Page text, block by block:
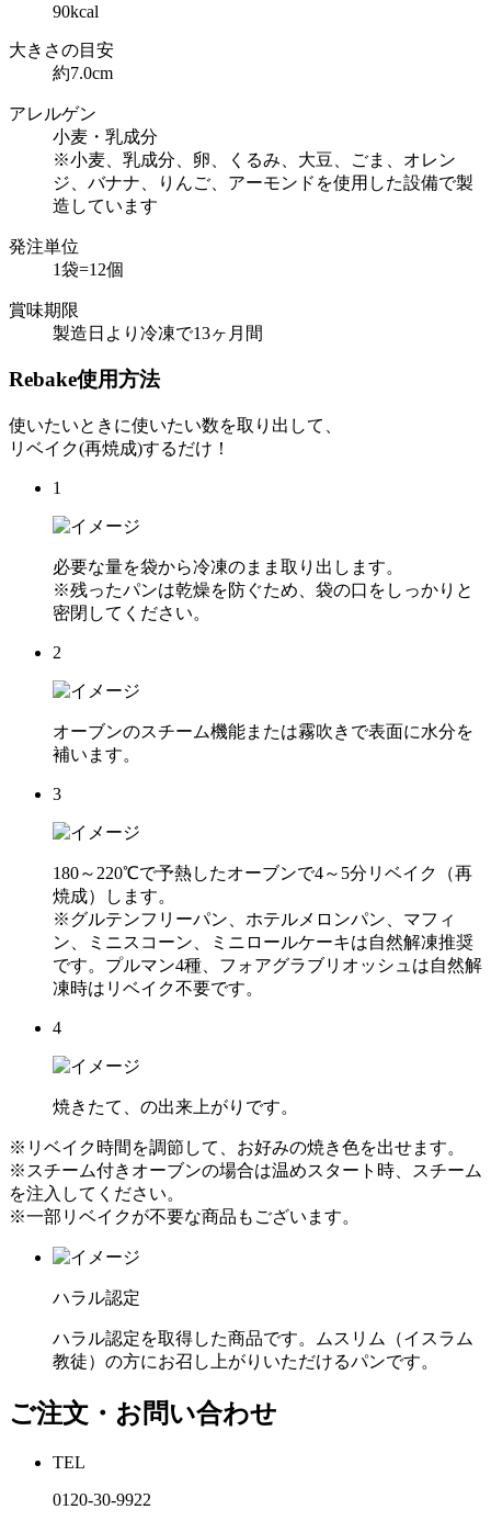
90kcal
大きさの目安
約7.0cm
アレルゲン
小麦・乳成分
※小麦、乳成分、卵、くるみ、大豆、ごま、オレン
ジ、バナナ、りんご、アーモンドを使用した設備で製
造しています
発注単位
1袋=12個
賞味期限
製造日より冷凍で13ヶ月間
Rebake使用方法
使いたいときに使いたい数を取り出して、
リベイク(再焼成)するだけ！
1
必要な量を袋から冷凍のまま取り出します。
※残ったパンは乾燥を防ぐため、袋の口をしっかりと
密閉してください。
2
オーブンのスチーム機能または霧吹きで表面に水分を
補います。
3
180～220℃で予熱したオーブンで4～5分リベイク（再
焼成）します。
※グルテンフリーパン、ホテルメロンパン、マフィ
ン、ミニスコーン、ミニロールケーキは自然解凍推奨
です。プルマン4種、フォアグラブリオッシュは自然解
凍時はリベイク不要です。
4
焼きたて、の出来上がりです。
※リベイク時間を調節して、お好みの焼き色を出せます。
※スチーム付きオーブンの場合は温めスタート時、スチーム
を注入してください。
※一部リベイクが不要な商品もございます。
ハラル認定
ハラル認定を取得した商品です。ムスリム（イスラム
教徒）の方にお召し上がりいただけるパンです。
ご注文・お問い合わせ
TEL
0120-30-9922